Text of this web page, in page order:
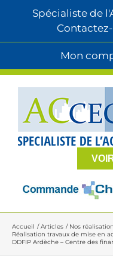
Spécialiste de
Contactez-
Mon
Accueil Articles
Nos
Réalisation travaux de mise en
DDFIP Ardèche – Centre des